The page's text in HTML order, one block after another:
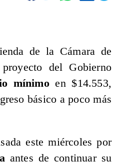
de la Cámara de
del Gobierno
mínimoen $14.553,
básico a poco más
este miércoles por
antes de continuar su